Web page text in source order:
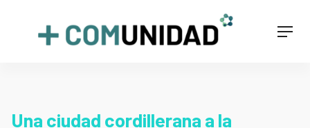
+COMUNIDAD
Una ciudad cordillerana a la